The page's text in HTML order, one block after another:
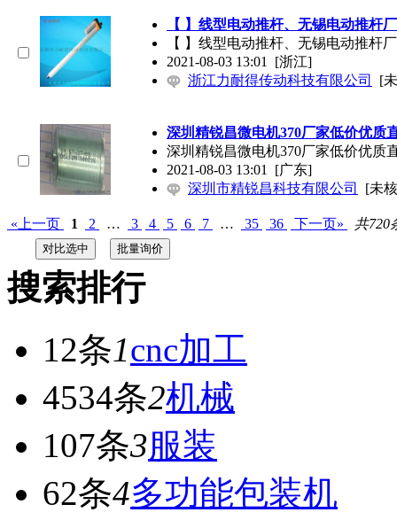
【 】线型电动推杆、无锡电动推杆
【 】线型电动推杆、无锡电动推杆
2021-08-03 13:01 [浙江]
浙江力耐得传动科技有限公司
[
深圳精锐昌微电机370厂家低价优质
深圳精锐昌微电机370厂家低价优质
2021-08-03 13:01 [广东]
深圳市精锐昌科技有限公司
[未
«上一页 1 2 … 3 4 5 6 7 … 35 36 下一页» 共720
搜索排行
12条1cnc加工
4534条2机械
107条3服装
62条4多功能包装机